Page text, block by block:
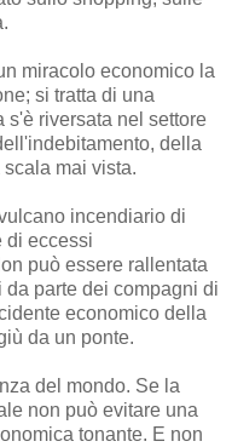
miracolo economico la
si tratta di una
s'è riversata nel settore
della
mai vista.
incendiario di
di eccessi
può essere rallentata
parte dei compagni di
economico della
da un ponte.
del mondo. Se la
non può evitare una
tonante. E non